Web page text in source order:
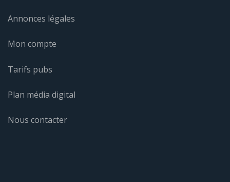
Annonces légales
Mon compte
Tarifs pubs
Plan média digital
Nous contacter